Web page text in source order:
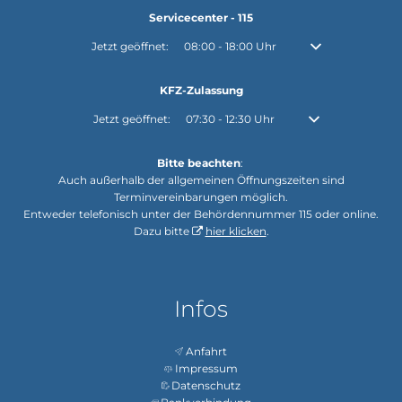
Servicecenter - 115
Klicken, um weitere Öffnungs- oder Schließzeiten
Jetzt geöffnet: 08:00 - 18:00 Uhr Von 08:00 bis
KFZ-Zulassung
Klicken, um weitere Öffnungs- oder Schließzeiten
Jetzt geöffnet: 07:30 - 12:30 Uhr Von 07:30 bis 12:30
Bitte beachten:
Auch außerhalb der allgemeinen Öffnungszeiten sind
Terminvereinbarungen möglich.
Entweder telefonisch unter der Behördennummer 115 oder online.
Dazu bitte
hier klicken.
Infos
Anfahrt
Impressum
Datenschutz